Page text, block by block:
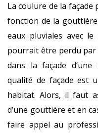
La coulure de la façade
fonction de la
eaux pluviales avec
pourrait être perdu par
dans la façade
qualité de façade est
habitat. Alors, il faut
d’une gouttière et en
faire appel au